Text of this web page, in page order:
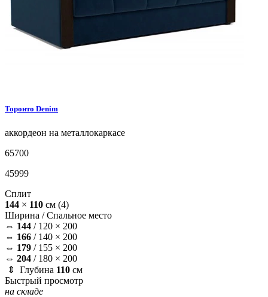
Торонто Denim
аккордеон на металлокаркасе
65700
45999
Сплит
144 × 110 см (4)
Ширина /Спальное место
⇔ 144 / 120 × 200
⇔ 166 / 140 × 200
⇔ 179 / 155 × 200
⇔ 204 / 180 × 200
⇕ Глубина 110 см
Быстрый просмотр
на складе